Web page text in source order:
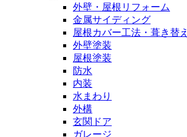
外壁・屋根リフォーム
金属サイディング
屋根カバー工法・葺き替え
外壁塗装
屋根塗装
防水
内装
水まわり
外構
玄関ドア
ガレージ